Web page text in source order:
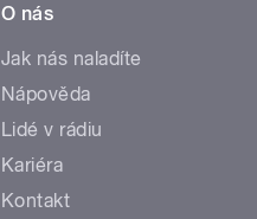
O nás
Jak nás naladíte
Nápověda
Lidé v rádiu
Kariéra
Kontakt